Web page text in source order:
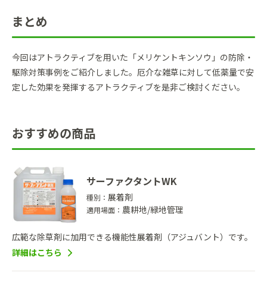
まとめ
今回はアトラクティブを用いた「メリケントキンソウ」の防除・
駆除対策事例をご紹介しました。厄介な雑草に対して低薬量で安
定した効果を発揮するアトラクティブを是非ご検討ください。
おすすめの商品
サーファクタントWK
種別： 展着剤
適用場面： 農耕地/緑地管理
広範な除草剤に加用できる機能性展着剤（アジュバント）です。
詳細はこちら